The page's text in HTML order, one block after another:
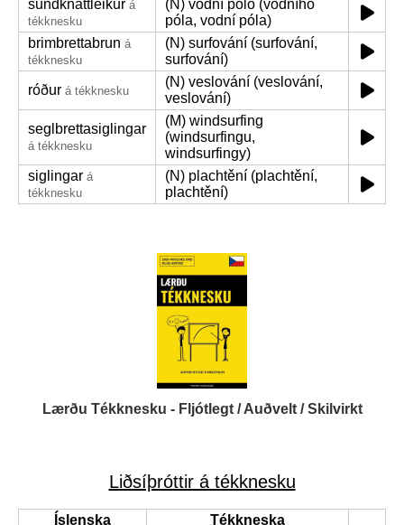
sundknattleikur á
tékknesku
(N) vodní pólo (vodního
póla, vodní póla)
brimbrettabrun á
tékknesku
(N) surfování (surfování,
surfování)
róður á tékknesku
(N) veslování (veslování,
veslování)
seglbrettasiglingar
á tékknesku
(M) windsurfing
(windsurfingu,
windsurfingy)
siglingar á
tékknesku
(N) plachtění (plachtění,
plachtění)
Lærðu Tékknesku - Fljótlegt / Auðvelt / Skilvirkt
Liðsíþróttir á tékknesku
Íslenska
Tékkneska